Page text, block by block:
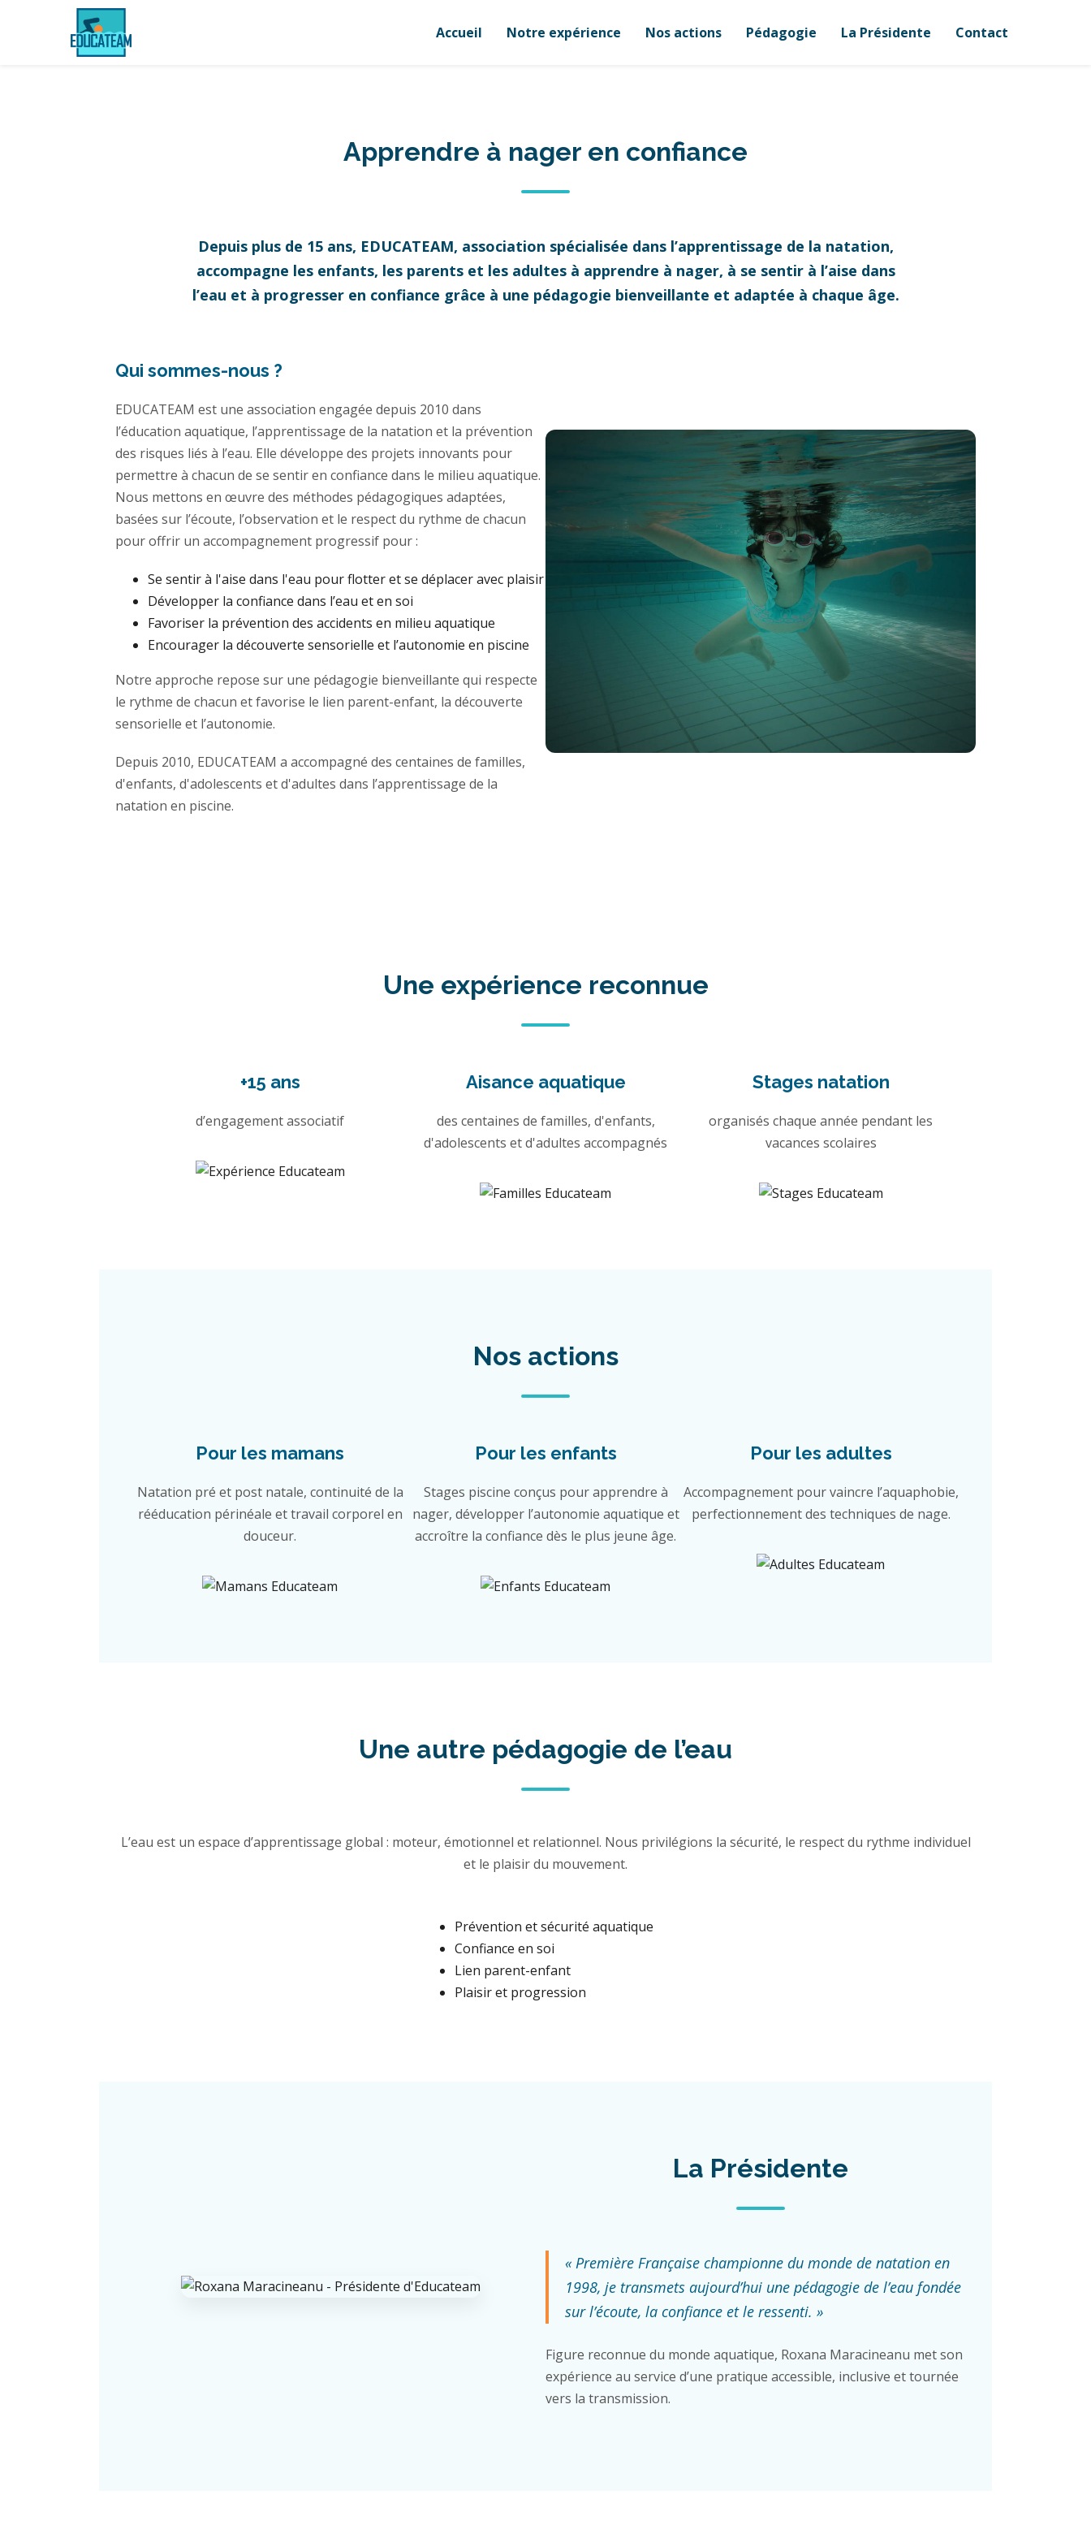
Accueil Notre expérience Nos actions Pédagogie La Présidente Contact
Apprendre à nager en confiance
Depuis plus de 15 ans, EDUCATEAM, association spécialisée dans l’apprentissage de la natation,
accompagne les enfants, les parents et les adultes à apprendre à nager, à se sentir à l’aise dans
l’eau et à progresser en confiance grâce à une pédagogie bienveillante et adaptée à chaque âge.
Qui sommes-nous ?
EDUCATEAM est une association engagée depuis 2010 dans
l’éducation aquatique, l’apprentissage de la natation et la prévention
des risques liés à l’eau. Elle développe des projets innovants pour
permettre à chacun de se sentir en confiance dans le milieu aquatique.
Nous mettons en œuvre des méthodes pédagogiques adaptées,
basées sur l’écoute, l’observation et le respect du rythme de chacun
pour offrir un accompagnement progressif pour :
Se sentir à l'aise dans l'eau pour flotter et se déplacer avec plaisir
Développer la confiance dans l’eau et en soi
Favoriser la prévention des accidents en milieu aquatique
Encourager la découverte sensorielle et l’autonomie en piscine
Notre approche repose sur une pédagogie bienveillante qui respecte
le rythme de chacun et favorise le lien parent-enfant, la découverte
sensorielle et l’autonomie.
Depuis 2010, EDUCATEAM a accompagné des centaines de familles,
d'enfants, d'adolescents et d'adultes dans l’apprentissage de la
natation en piscine.
Une expérience reconnue
+15 ans
d’engagement associatif
Aisance aquatique
des centaines de familles, d'enfants,
d'adolescents et d'adultes accompagnés
Stages natation
organisés chaque année pendant les
vacances scolaires
Nos actions
Pour les mamans
Natation pré et post natale, continuité de la
rééducation périnéale et travail corporel en
douceur.
Pour les enfants
Stages piscine conçus pour apprendre à
nager, développer l’autonomie aquatique et
accroître la confiance dès le plus jeune âge.
Pour les adultes
Accompagnement pour vaincre l’aquaphobie,
perfectionnement des techniques de nage.
Une autre pédagogie de l’eau
L’eau est un espace d’apprentissage global : moteur, émotionnel et relationnel. Nous privilégions la sécurité, le respect du rythme individuel
et le plaisir du mouvement.
Prévention et sécurité aquatique
Confiance en soi
Lien parent-enfant
Plaisir et progression
La Présidente
« Première Française championne du monde de natation en
1998, je transmets aujourd’hui une pédagogie de l’eau fondée
sur l’écoute, la confiance et le ressenti. »
Figure reconnue du monde aquatique, Roxana Maracineanu met son
expérience au service d’une pratique accessible, inclusive et tournée
vers la transmission.